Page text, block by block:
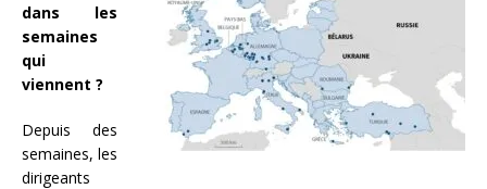
dans les
semaines
qui
viennent ?
Depuis des
semaines, les
dirigeants